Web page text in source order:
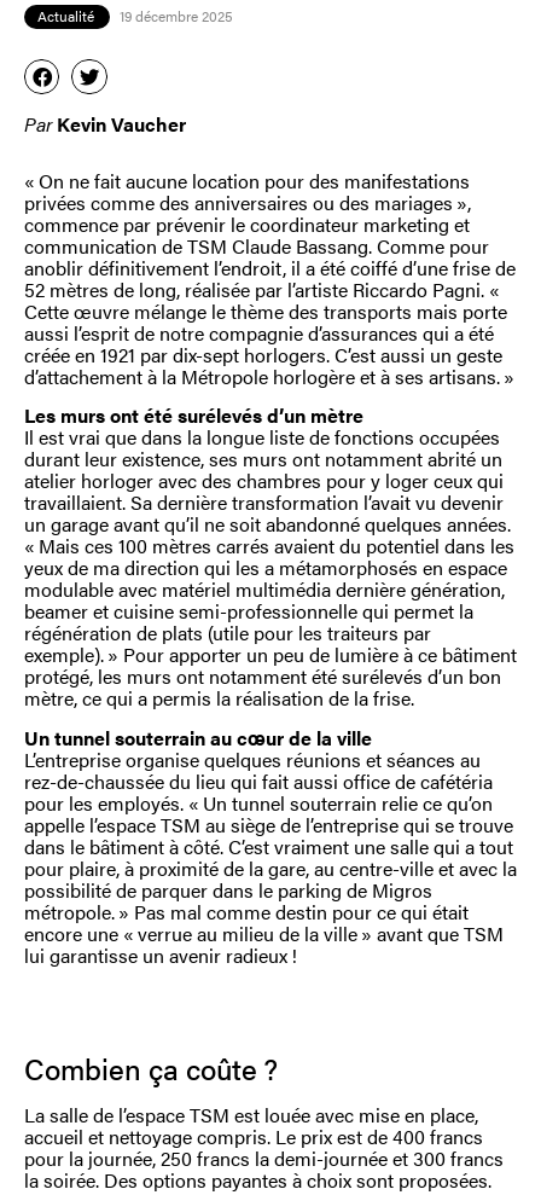
Actualité 19 décembre 2025
Par Kevin Vaucher
« On ne fait aucune location pour des manifestations
privées comme des anniversaires ou des mariages »,
commence par prévenir le coordinateur marketing et
communication de TSM Claude Bassang. Comme pour
anoblir définitivement l’endroit, il a été coiffé d’une frise de
52 mètres de long, réalisée par l’artiste Riccardo Pagni. «
Cette œuvre mélange le thème des transports mais porte
aussi l’esprit de notre compagnie d’assurances qui a été
créée en 1921 par dix-sept horlogers. C’est aussi un geste
d’attachement à la Métropole horlogère et à ses artisans. »
Les murs ont été surélevés d’un mètre
Il est vrai que dans la longue liste de fonctions occupées
durant leur existence, ses murs ont notamment abrité un
atelier horloger avec des chambres pour y loger ceux qui
travaillaient. Sa dernière transformation l’avait vu devenir
un garage avant qu’il ne soit abandonné quelques années.
« Mais ces 100 mètres carrés avaient du potentiel dans les
yeux de ma direction qui les a métamorphosés en espace
modulable avec matériel multimédia dernière génération,
beamer et cuisine semi-professionnelle qui permet la
régénération de plats (utile pour les traiteurs par
exemple). » Pour apporter un peu de lumière à ce bâtiment
protégé, les murs ont notamment été surélevés d’un bon
mètre, ce qui a permis la réalisation de la frise.
Un tunnel souterrain au cœur de la ville
L’entreprise organise quelques réunions et séances au
rez-de-chaussée du lieu qui fait aussi office de cafétéria
pour les employés. « Un tunnel souterrain relie ce qu’on
appelle l’espace TSM au siège de l’entreprise qui se trouve
dans le bâtiment à côté. C’est vraiment une salle qui a tout
pour plaire, à proximité de la gare, au centre-ville et avec la
possibilité de parquer dans le parking de Migros
métropole. » Pas mal comme destin pour ce qui était
encore une « verrue au milieu de la ville » avant que TSM
lui garantisse un avenir radieux !
Combien ça coûte ?
La salle de l’espace TSM est louée avec mise en place,
accueil et nettoyage compris. Le prix est de 400 francs
pour la journée, 250 francs la demi-journée et 300 francs
la soirée. Des options payantes à choix sont proposées.